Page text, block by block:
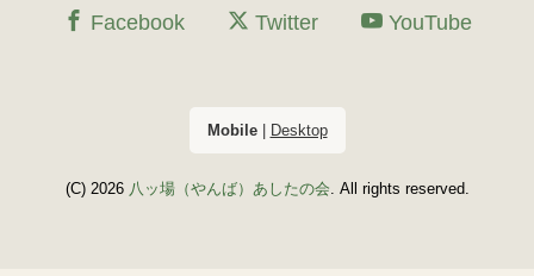
Facebook Twitter YouTube
Mobile| Desktop
(C) 2026 八ッ場（やんば）あしたの会. All rights reserved.